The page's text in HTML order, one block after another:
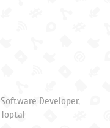
Software Developer,
Toptal